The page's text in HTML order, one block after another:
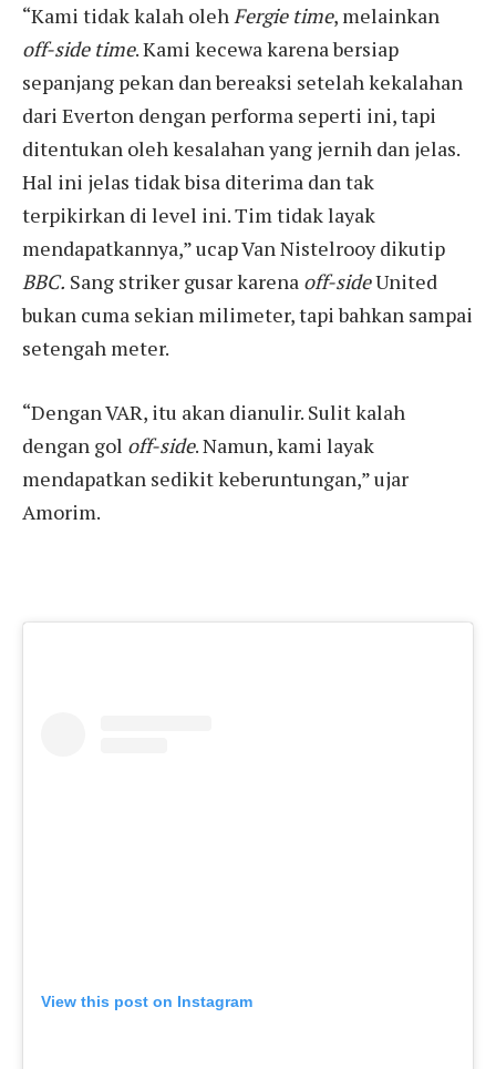
“Kami tidak kalah oleh Fergie time, melainkan
off-side time. Kami kecewa karena bersiap
sepanjang pekan dan bereaksi setelah kekalahan
dari Everton dengan performa seperti ini, tapi
ditentukan oleh kesalahan yang jernih dan jelas.
Hal ini jelas tidak bisa diterima dan tak
terpikirkan di level ini. Tim tidak layak
mendapatkannya,” ucap Van Nistelrooy dikutip
BBC. Sang striker gusar karena off-sideUnited
bukan cuma sekian milimeter, tapi bahkan sampai
setengah meter.
“Dengan VAR, itu akan dianulir. Sulit kalah
dengan gol off-side. Namun, kami layak
mendapatkan sedikit keberuntungan,” ujar
Amorim.
View this post on Instagram